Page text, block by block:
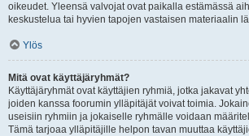
oikeudet. Yleensä valvojat ovat paikalla estämässä
keskustelua tai hyvien tapojen vastaisen materiaalin
Ylös
Mitä ovat käyttäjäryhmät?
Käyttäjäryhmät ovat käyttäjien ryhmiä, jotka jakavat
joiden kanssa foorumin ylläpitäjät voivat toimia.
useisiin ryhmiin ja jokaiselle ryhmälle voidaan
Tämä tarjoaa ylläpitäjille helpon tavan muuttaa